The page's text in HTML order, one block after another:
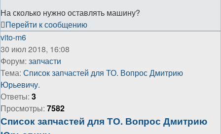
На сколько нужно оставлять машину?
Перейти к сообщению
vito-m6
30 июл 2018, 16:08
Форум: запчасти
Тема: Список запчастей для ТО. Вопрос Дмитрию
Юрьевичу.
Ответы: 3
Просмотры: 7582
Список запчастей для ТО. Вопрос Дмитрию